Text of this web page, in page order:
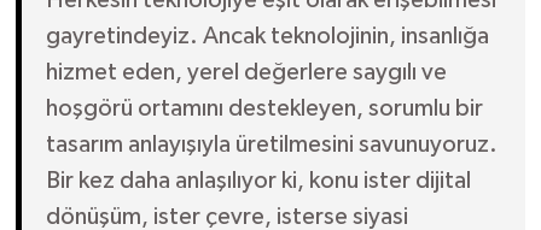
gayretindeyiz. Ancak teknolojinin, insanlığa
hizmet eden, yerel değerlere saygılı ve
hoşgörü ortamını destekleyen, sorumlu bir
tasarım anlayışıyla üretilmesini savunuyoruz.
Bir kez daha anlaşılıyor ki, konu ister dijital
dönüşüm, ister çevre, isterse siyasi